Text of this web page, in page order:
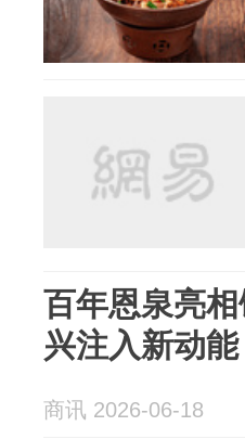
百年恩泉亮
兴注入新动能
商讯 2026-06-18